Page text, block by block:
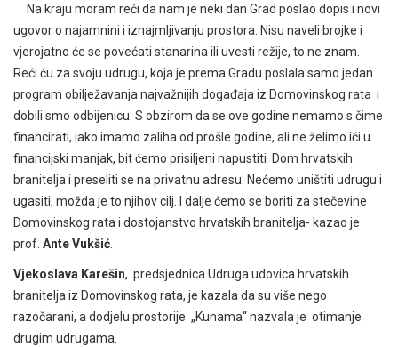
Na kraju moram reći da nam je neki dan Grad poslao dopis i novi
ugovor o najamnini i iznajmljivanju prostora. Nisu naveli brojke i
vjerojatno će se povećati stanarina ili uvesti režije, to ne znam.
Reći ću za svoju udrugu, koja je prema Gradu poslala samo jedan
program obilježavanja najvažnijih događaja iz Domovinskog rata i
dobili smo odbijenicu. S obzirom da se ove godine nemamo s čime
financirati, iako imamo zaliha od prošle godine, ali ne želimo ići u
financijski manjak, bit ćemo prisiljeni napustiti Dom hrvatskih
branitelja i preseliti se na privatnu adresu. Nećemo uništiti udrugu i
ugasiti, možda je to njihov cilj. I dalje ćemo se boriti za stečevine
Domovinskog rata i dostojanstvo hrvatskih branitelja- kazao je
prof. Ante Vukšić
Vjekoslava Karešin, predsjednica Udruga udovica hrvatskih
branitelja iz Domovinskog rata, je kazala da su više nego
razočarani, a dodjelu prostorije „Kunama“ nazvala je otimanje
drugim udrugama.